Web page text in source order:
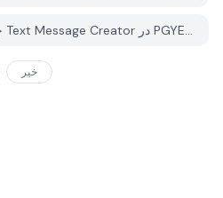
چگونه می توانم یک مشکل با Text Message Creator در PGYER APK HUB گزارش دهم؟
خیر